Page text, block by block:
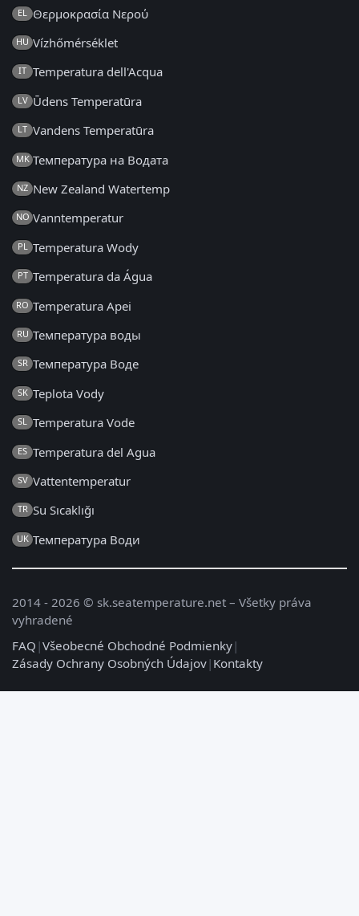
EL Θερμοκρασία Νερού
HU Vízhőmérséklet
IT Temperatura dell'Acqua
LV Ūdens Temperatūra
LT Vandens Temperatūra
MK Температура на Водата
NZ New Zealand Watertemp
NO Vanntemperatur
PL Temperatura Wody
PT Temperatura da Água
RO Temperatura Apei
RU Температура воды
SR Температура Воде
SK Teplota Vody
SL Temperatura Vode
ES Temperatura del Agua
SV Vattentemperatur
TR Su Sıcaklığı
UK Температура Води
2014 - 2026 © sk.seatemperature.net – Všetky práva
vyhradené
FAQ |Všeobecné Obchodné Podmienky|
Zásady Ochrany Osobných Údajov| Kontakty